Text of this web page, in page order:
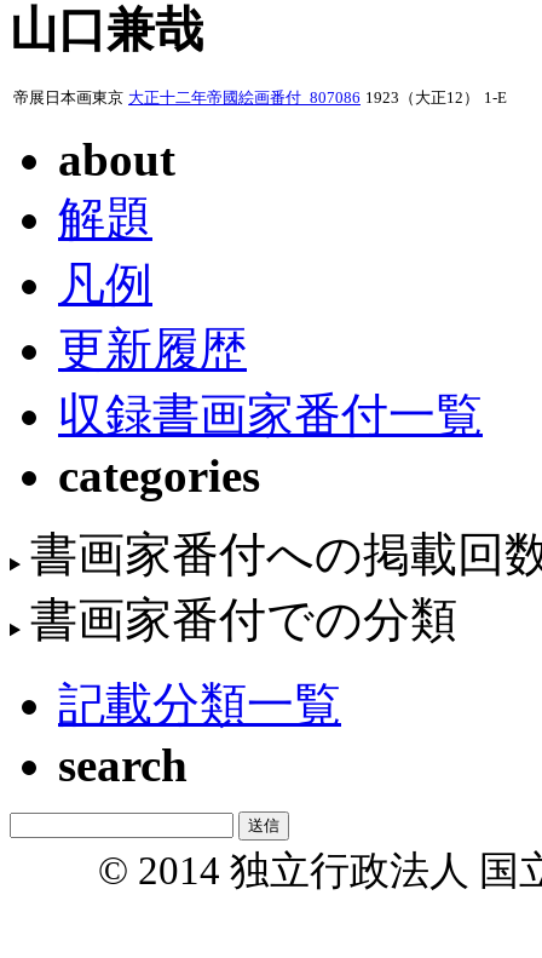
山口兼哉
帝展日本画東京 大正十二年帝國絵画番付_807086 1923（大正12） 1-E
about
解題
凡例
更新履歴
収録書画家番付一覧
categories
書画家番付への掲載回
書画家番付での分類
記載分類一覧
search
© 2014 独立行政法人 国